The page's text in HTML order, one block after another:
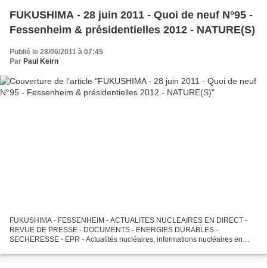
FUKUSHIMA - 28 juin 2011 - Quoi de neuf N°95 -
Fessenheim & présidentielles 2012 - NATURE(S)
Publié le 28/06/2011 à 07:45
Par Paul Keirn
FUKUSHIMA - FESSENHEIM - ACTUALITES NUCLEAIRES EN DIRECT -
REVUE DE PRESSE - DOCUMENTS - ENERGIES DURABLES -
SECHERESSE - EPR - Actualités nucléaires, informations nucléaires en
Fukushima",...